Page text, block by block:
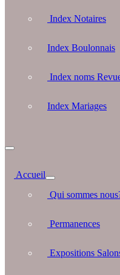
Index Notaires
Index Boulonnais
Index noms
Index Mariages
Accueil
Qui sommes
Permanences
Expositions